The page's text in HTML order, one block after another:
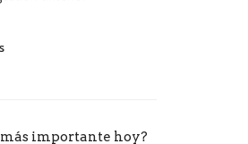
importante hoy?